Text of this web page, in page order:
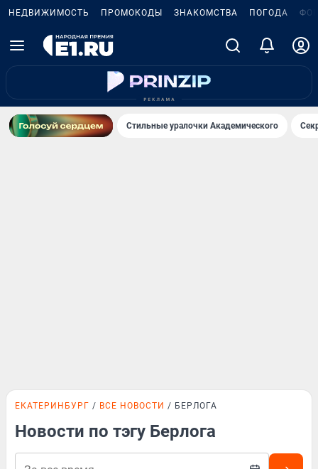
НЕДВИЖИМОСТЬ ПРОМОКОДЫ ЗНАКОМСТВА ПОГОДА
Стильные уралочки Академического
ЕКАТЕРИНБУРГ ВСЕ НОВОСТИ БЕРЛОГА
Новости по тэгу Берлога